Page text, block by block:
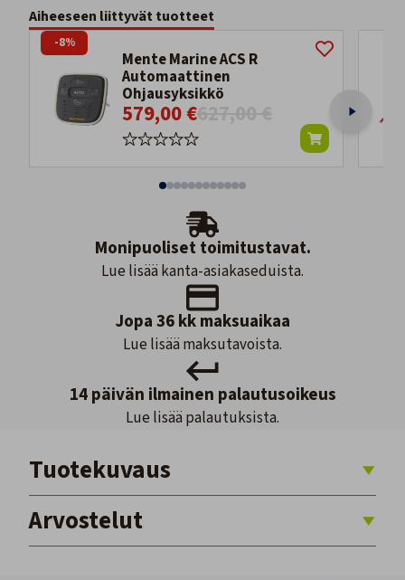
Aiheeseen liittyvät tuotteet
Mente Marine ACS R
Automaattinen
Ohjausyksikkö
579,00 €627,00 €
-8%
Monipuoliset toimitustavat.
Lue lisää kanta-asiakaseduista.
Jopa 36 kk maksuaikaa
Lue lisää maksutavoista.
14 päivän ilmainen palautusoikeus
Lue lisää palautuksista.
Tuotekuvaus
Arvostelut